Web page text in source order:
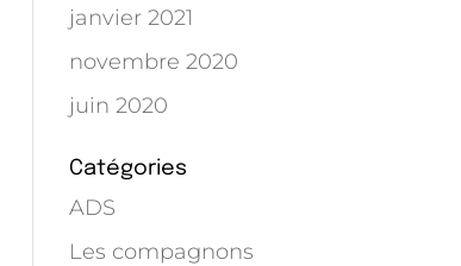
janvier 2021
novembre 2020
juin 2020
Catégories
ADS
Les compagnons